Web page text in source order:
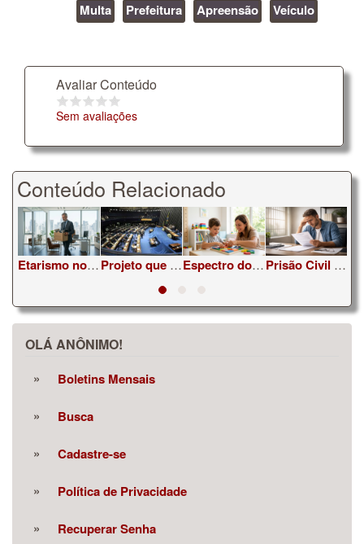
Multa
Prefeitura Apreensão Veículo
Avaliar Conteúdo
Sem avaliações
Conteúdo Relacionado
Etarismo no Topo: Os Direitos do Executivo Sênior sob a CLT e PJ Projeto que cria 'Pix Pensão' é aprovado em Plenário Espectro dos Direitos: Guia para Famílias Recém-Diagnosticadas com Autismo Prisão Civil Por Dívida Alimentícia: Quando Acontece e Como Evitar
OLÁ ANÔNIMO!
Boletins Mensais
Busca
Cadastre-se
Política de Privacidade
Recuperar Senha